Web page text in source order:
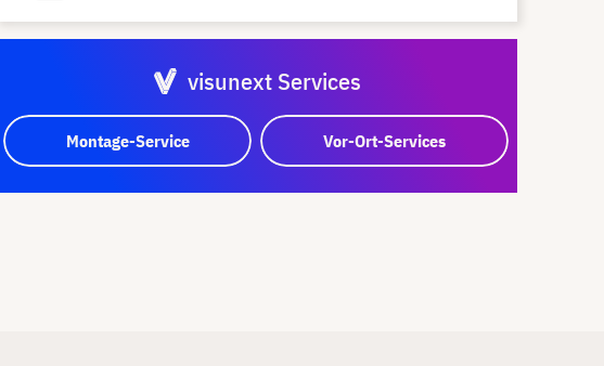
visunext Services
Montage-Service Vor-Ort-Services